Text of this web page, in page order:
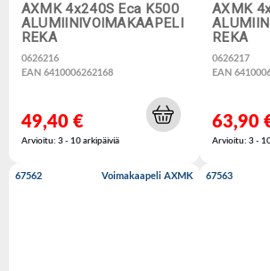
AXMK 4x240S Eca K500
ALUMIINIVOIMAKAAPELI
REKA
0626216
EAN 6410006262168
49,40 €
Arvioitu: 3 - 10 arkipäiviä
AXMK
REKA
0626217
EAN
63,90
Arvioitu: 3 -
67562 Voimakaapeli AXMK 67563